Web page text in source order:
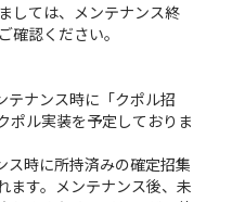
しては、メンテナンス終
確認ください。
テナンス時に「クポル招
ポル実装を予定しておりま
ス時に所持済みの確定招集
ます。メンテナンス後、未